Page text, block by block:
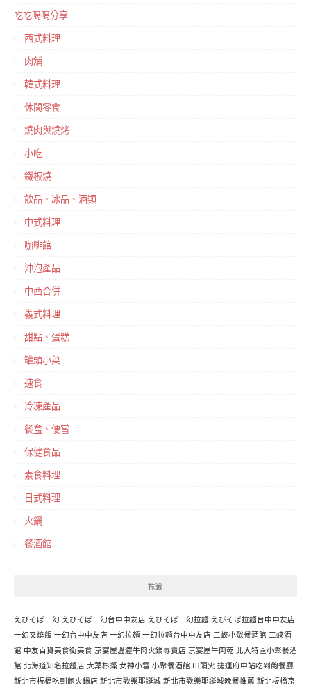
吃吃喝喝分享
西式料理
肉舖
韓式料理
休閒零食
燒肉與燒烤
小吃
鐵板燒
飲品、冰品、酒類
中式料理
咖啡館
沖泡產品
中西合併
義式料理
甜點、蛋糕
罐頭小菜
速食
冷凍產品
餐盒、便當
保健食品
素食料理
日式料理
火鍋
餐酒館
標籤
えびそば一幻 えびそば一幻台中中友店 えびそば一幻拉麵 えびそば拉麵台中中友店
一幻叉燒飯 一幻台中中友店 一幻拉麵 一幻拉麵台中中友店 三峽小聚餐酒館 三峽酒
館 中友百貨美食街美食 京宴屋溫體牛肉火鍋專賣店 京宴屋牛肉乾 北大特區小聚餐酒
館 北海道知名拉麵店 大葉杉藻 女神小雪 小聚餐酒館 山頭火 捷運府中站吃到飽餐廳
新北市板橋吃到飽火鍋店 新北市歡樂耶誕城 新北市歡樂耶誕城晚餐推薦 新北板橋京